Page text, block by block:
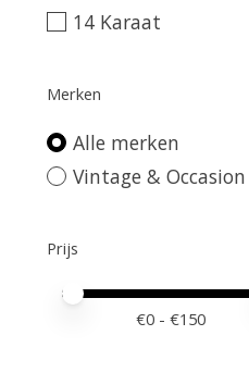
14 Karaat
Merken
Alle merken
Vintage & Occasion
Prijs
Minimale
Price maximum
€0 - €150